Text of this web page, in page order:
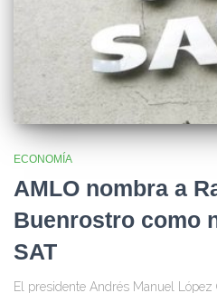
ECONOMÍA
AMLO nombra a
Buenrostro como
SAT
El presidente Andrés Manuel López